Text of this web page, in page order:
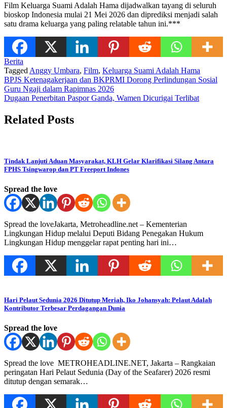
Film Keluarga Suami Adalah Hama dijadwalkan tayang di seluruh
bioskop Indonesia mulai 21 Mei 2026 dan diprediksi menjadi salah
satu drama keluarga yang paling relatable tahun ini.***
Berita
Tagged Anggy Umbara, Film, Keluarga Suami Adalah Hama
Post
navigation
BPJS Ketenagakerjaan dan BKPRMI Dorong Perlindungan Sosial
Guru Ngaji dalam Rapimnas 2026
Dugaan Penerbitan Paspor Ganda, Wamen Dicurigai Terlibat
Related Posts
Tindak Lanjuti Aduan Masyarakat, KLH Gelar Klarifikasi Silang Antara
FPHS Tsingwarop dan PT Freeport Indones
Spread the love
Spread the loveJakarta, Metroheadline.net – Kementerian
Lingkungan Hidup melalui Deputi Bidang Penegakan Hukum
Lingkungan Hidup menggelar rapat penting hari ini…
Hari Pelaut Sedunia 2026 Ditutup Meriah, Iko Johansyah: Pelaut Adalah
Kontributor Terbesar Perdagangan Dunia
Spread the love
Spread the love METROHEADLINE.NET, Jakarta – Rangkaian
peringatan Hari Pelaut Sedunia (Day of the Seafarer) 2026 resmi
ditutup dengan semarak…